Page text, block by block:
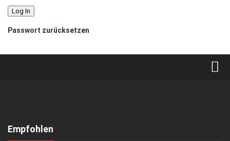
Passwort zurücksetzen
Kontakt, Impressum
Empfohlen